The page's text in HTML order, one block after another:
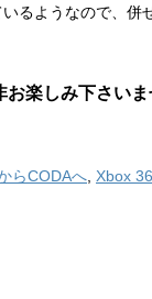
るようなので、併
楽しみ下さいま
らCODAへ Xbox